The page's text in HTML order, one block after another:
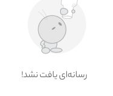
!رسانه‌ای یافت نشد